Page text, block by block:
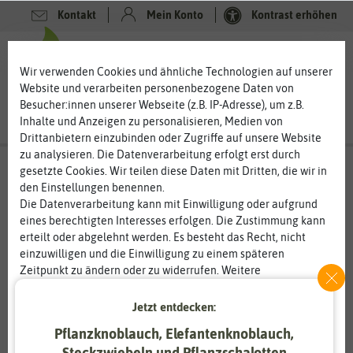
Kontakt Mein Konto Kontrast erhöhen
-50%
Wir verwenden Cookies und ähnliche Technologien auf unserer
Website und verarbeiten personenbezogene Daten von
Besucher:innen unserer Webseite (z.B. IP-Adresse), um z.B.
Inhalte und Anzeigen zu personalisieren, Medien von
Drittanbietern einzubinden oder Zugriffe auf unsere Website
zu analysieren. Die Datenverarbeitung erfolgt erst durch
gesetzte Cookies. Wir teilen diese Daten mit Dritten, die wir in
den Einstellungen benennen.
Die Datenverarbeitung kann mit Einwilligung oder aufgrund
eines berechtigten Interesses erfolgen. Die Zustimmung kann
erteilt oder abgelehnt werden. Es besteht das Recht, nicht
einzuwilligen und die Einwilligung zu einem späteren
Zeitpunkt zu ändern oder zu widerrufen. Weitere
Informationen zur Verwendung personenbezogener Daten und
den Diensten erklären wir in unsererDaten­schutz­erklärung
Essenziell Statistik
Jetzt entdecken:
Pflanzknoblauch, Elefantenknoblauch,